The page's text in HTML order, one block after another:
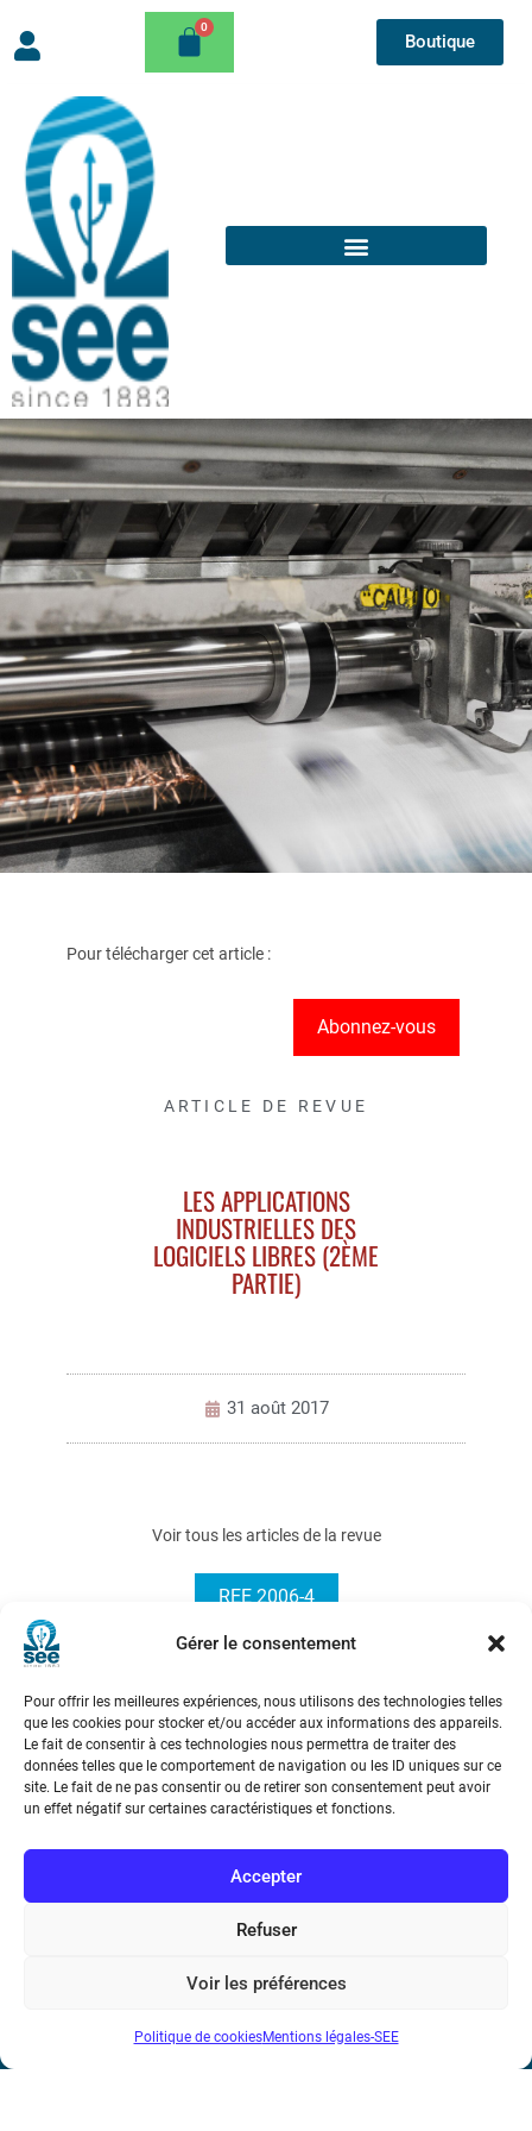
Gérer le consentement
Pour offrir les meilleures expériences, nous utilisons des technologies telles
que les cookies pour stocker et/ou accéder aux informations des appareils.
Le fait de consentir à ces technologies nous permettra de traiter des
données telles que le comportement de navigation ou les ID uniques sur ce
site. Le fait de ne pas consentir ou de retirer son consentement peut avoir
un effet négatif sur certaines caractéristiques et fonctions.
Accepter
Refuser
Voir les préférences
Politique de cookiesMentions légales-SEE
Boutique
Pour télécharger cet article :
Abonnez-vous
ARTICLE DE REVUE
LES APPLICATIONS
INDUSTRIELLES DES
LOGICIELS LIBRES (2ÈME
PARTIE)
31 août 2017
Voir tous les articles de la revue
REE 2006-4
Société de l’Electricité, de l’Electronique et des Technologies
75116 Paris
Téléphone : (+33) 1 56 90 37 17
N° de SIREN : 785 393 232, Code APE : 9412Z TVA intra-